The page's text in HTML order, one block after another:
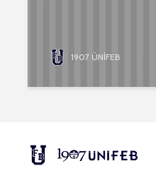
1907 ÜNİFEB